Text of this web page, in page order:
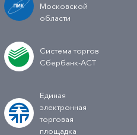
Московской
области
Система торгов
Сбербанк-АСТ
Единая
электронная
торговая
площадка